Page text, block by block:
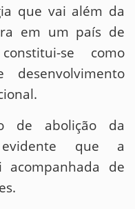
que vai além da
em um país de
se como
de abolição da
evidente que a
de